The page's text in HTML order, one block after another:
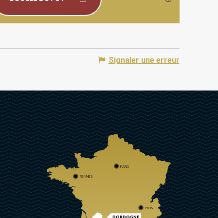
Signaler une erreur
DORDOGNE
PARIS
RENNES
LYON